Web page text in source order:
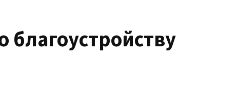
благоустройству